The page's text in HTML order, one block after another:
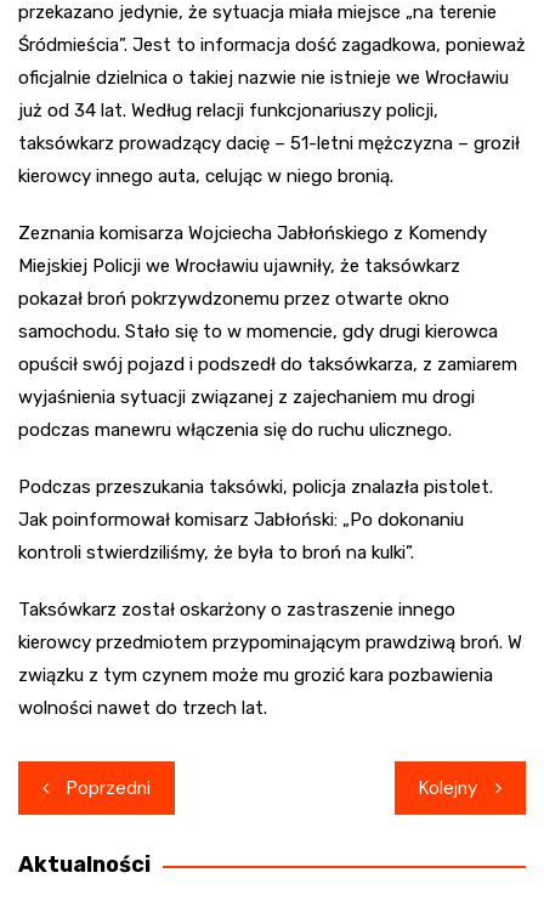
przekazano jedynie, że sytuacja miała miejsce „na terenie
Śródmieścia”. Jest to informacja dość zagadkowa, ponieważ
oficjalnie dzielnica o takiej nazwie nie istnieje we Wrocławiu
już od 34 lat. Według relacji funkcjonariuszy policji,
taksówkarz prowadzący dacię – 51-letni mężczyzna – groził
kierowcy innego auta, celując w niego bronią.
Zeznania komisarza Wojciecha Jabłońskiego z Komendy
Miejskiej Policji we Wrocławiu ujawniły, że taksówkarz
pokazał broń pokrzywdzonemu przez otwarte okno
samochodu. Stało się to w momencie, gdy drugi kierowca
opuścił swój pojazd i podszedł do taksówkarza, z zamiarem
wyjaśnienia sytuacji związanej z zajechaniem mu drogi
podczas manewru włączenia się do ruchu ulicznego.
Podczas przeszukania taksówki, policja znalazła pistolet.
Jak poinformował komisarz Jabłoński: „Po dokonaniu
kontroli stwierdziliśmy, że była to broń na kulki”.
Taksówkarz został oskarżony o zastraszenie innego
kierowcy przedmiotem przypominającym prawdziwą broń. W
związku z tym czynem może mu grozić kara pozbawienia
wolności nawet do trzech lat.
Nawigacja
wpisu
Poprzedni Kolejny
Aktualności